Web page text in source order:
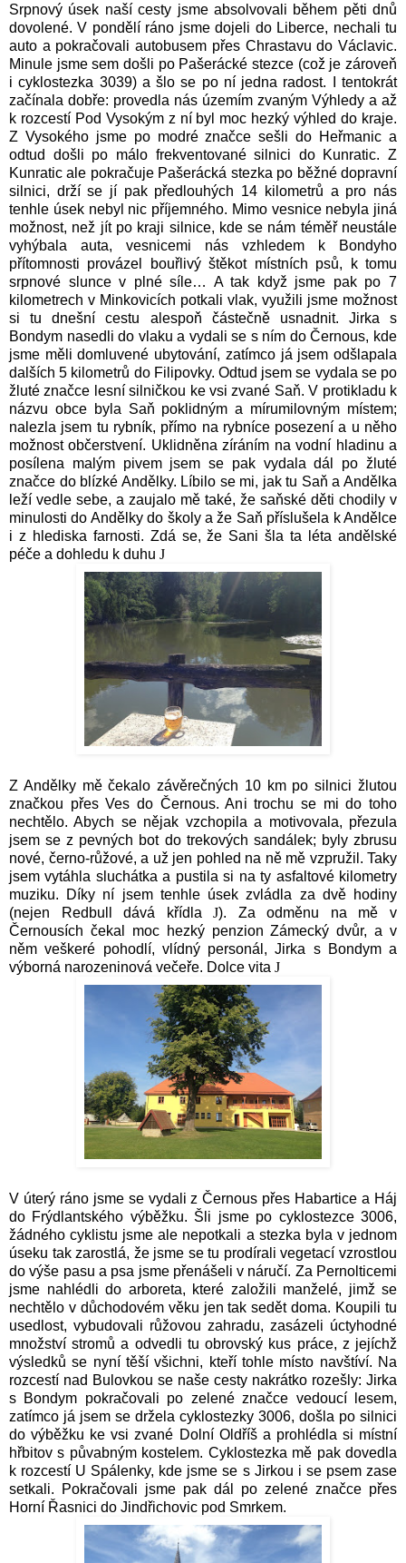
Srpnový úsek naší cesty jsme absolvovali během pěti dnů
dovolené. V pondělí ráno jsme dojeli do Liberce, nechali tu
auto a pokračovali autobusem přes Chrastavu do Václavic.
Minule jsme sem došli po Pašerácké stezce (což je zároveň
i cyklostezka 3039) a šlo se po ní jedna radost. I tentokrát
začínala dobře: provedla nás územím zvaným Výhledy a až
k rozcestí Pod Vysokým z ní byl moc hezký výhled do kraje.
Z Vysokého jsme po modré značce sešli do Heřmanic a
odtud došli po málo frekventované silnici do Kunratic. Z
Kunratic ale pokračuje Pašerácká stezka po běžné dopravní
silnici, drží se jí pak předlouhých 14 kilometrů a pro nás
tenhle úsek nebyl nic příjemného. Mimo vesnice nebyla jiná
možnost, než jít po kraji silnice, kde se nám téměř neustále
vyhýbala auta, vesnicemi nás vzhledem k Bondyho
přítomnosti provázel bouřlivý štěkot místních psů, k tomu
srpnové slunce v plné síle… A tak když jsme pak po 7
kilometrech v Minkovicích potkali vlak, využili jsme možnost
si tu dnešní cestu alespoň částečně usnadnit. Jirka s
Bondym nasedli do vlaku a vydali se s ním do Černous, kde
jsme měli domluvené ubytování, zatímco já jsem odšlapala
dalších 5 kilometrů do Filipovky. Odtud jsem se vydala se po
žluté značce lesní silničkou ke vsi zvané Saň. V protikladu k
názvu obce byla Saň poklidným a mírumilovným místem;
nalezla jsem tu rybník, přímo na rybníce posezení a u něho
možnost občerstvení. Uklidněna zíráním na vodní hladinu a
posílena malým pivem jsem se pak vydala dál po žluté
značce do blízké Andělky. Líbilo se mi, jak tu Saň a Andělka
leží vedle sebe, a zaujalo mě také, že saňské děti chodily v
minulosti do Andělky do školy a že Saň příslušela k Andělce
i z hlediska farnosti. Zdá se, že Sani šla ta léta andělské
péče a dohledu k duhu J
Z Andělky mě čekalo závěrečných 10 km po silnici žlutou
značkou přes Ves do Černous. Ani trochu se mi do toho
nechtělo. Abych se nějak vzchopila a motivovala, přezula
jsem se z pevných bot do trekových sandálek; byly zbrusu
nové, černo-růžové, a už jen pohled na ně mě vzpružil. Taky
jsem vytáhla sluchátka a pustila si na ty asfaltové kilometry
muziku. Díky ní jsem tenhle úsek zvládla za dvě hodiny
(nejen Redbull dává křídlaJ). Za odměnu na mě v
Černousích čekal moc hezký penzion Zámecký dvůr, a v
něm veškeré pohodlí, vlídný personál, Jirka s Bondym a
výborná narozeninová večeře. Dolce vita J
V úterý ráno jsme se vydali z Černous přes Habartice a Háj
do Frýdlantského výběžku. Šli jsme po cyklostezce 3006,
žádného cyklistu jsme ale nepotkali a stezka byla v jednom
úseku tak zarostlá, že jsme se tu prodírali vegetací vzrostlou
do výše pasu a psa jsme přenášeli v náručí. Za Pernolticemi
jsme nahlédli do arboreta, které založili manželé, jimž se
nechtělo v důchodovém věku jen tak sedět doma. Koupili tu
usedlost, vybudovali růžovou zahradu, zasázeli úctyhodné
množství stromů a odvedli tu obrovský kus práce, z jejíchž
výsledků se nyní těší všichni, kteří tohle místo navštíví. Na
rozcestí nad Bulovkou se naše cesty nakrátko rozešly: Jirka
s Bondym pokračovali po zelené značce vedoucí lesem,
zatímco já jsem se držela cyklostezky 3006, došla po silnici
do výběžku ke vsi zvané Dolní Oldříš a prohlédla si místní
hřbitov s půvabným kostelem. Cyklostezka mě pak dovedla
k rozcestí U Spálenky, kde jsme se s Jirkou i se psem zase
setkali. Pokračovali jsme pak dál po zelené značce přes
Horní Řasnici do Jindřichovic pod Smrkem.